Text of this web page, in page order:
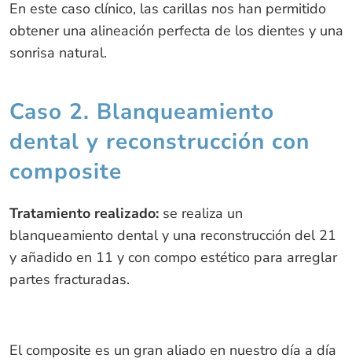
En este caso clínico, las carillas nos han permitido
obtener una alineación perfecta de los dientes y una
sonrisa natural.
Caso 2. Blanqueamiento
dental y reconstrucción con
composite
Tratamiento realizado: se realiza un
blanqueamiento dental y una reconstrucción del 21
y añadido en 11 y con compo estético para arreglar
partes fracturadas.
El composite es un gran aliado en nuestro día a día